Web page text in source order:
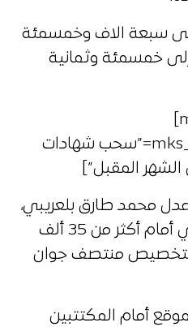
سبعة الاف وخمسمئة
إلى خمسمئة وثمانية
[mks_accordion_item title=”سحب شهادات
المقبل”]
عدل محمد طارق بلعريبي،
عن فتح الموقع الإلكتروني أمام أكثر من 35 ألف
منتصف جوان
أمام المكتتبين